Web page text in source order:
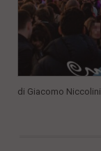
di Giacomo Niccolini